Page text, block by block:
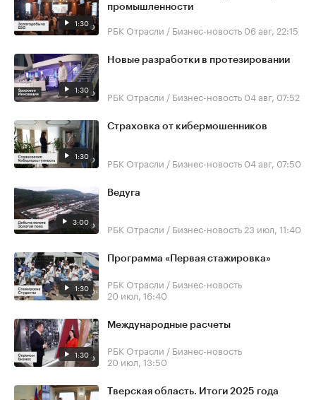
1:30
промышленности
РБК Отрасли / Бизнес-новость 06 авг, 22:15
1:30
Новые разработки в протезировании
РБК Отрасли / Бизнес-новость 04 авг, 07:52
1:30
Страховка от кибермошенников
РБК Отрасли / Бизнес-новость 04 авг, 07:50
3:00
Ведуга
РБК Отрасли / Бизнес-новость 23 июл, 11:40
1:30
Программа «Первая стажировка»
РБК Отрасли / Бизнес-новость
20 июл, 16:40
1:30
Международные расчеты
РБК Отрасли / Бизнес-новость
20 июл, 13:50
Тверская область. Итоги 2025 года